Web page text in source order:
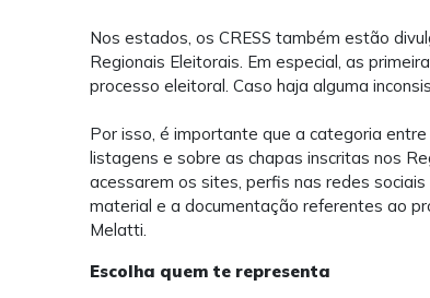
Nos estados, os CRESS também estão
Regionais Eleitorais. Em especial, as
processo eleitoral. Caso haja alguma
Por isso, é importante que a categoria
listagens e sobre as chapas inscritas nos
acessarem os sites, perfis nas redes sociais
material e a documentação referentes ao
Melatti.
Escolha quem te representa